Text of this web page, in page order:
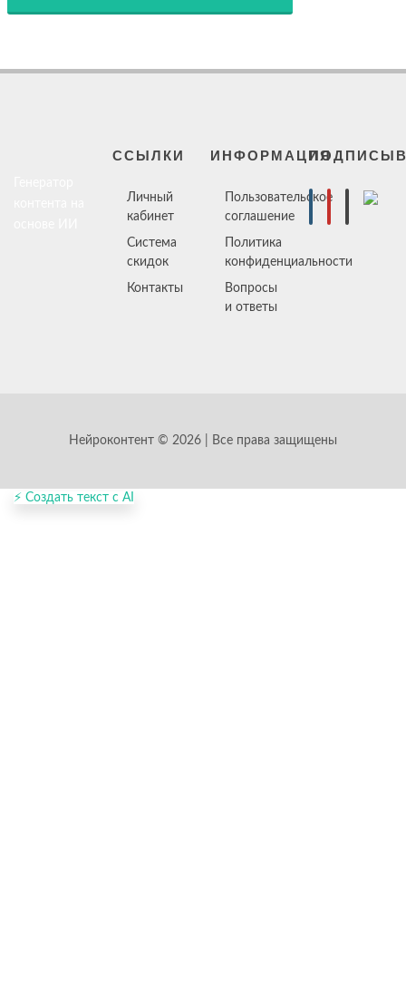
ССЫЛКИ
Личный
кабинет
Система
скидок
Контакты
ИНФОРМАЦИЯ
Пользовательское
соглашение
Политика
конфиденциальности
Вопросы
и ответы
Нейроконтент © 2026 | Все права защищены
⚡ Создать текст с AI